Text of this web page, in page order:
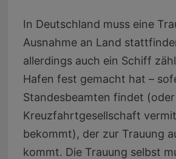
In Deutschland muss eine
Ausnahme an Land
allerdings auch ein Schiff
Hafen fest gemacht hat –
Standesbeamten findet
Kreuzfahrtgesellschaft
bekommt), der zur Trauung
kommt. Die Trauung selbst